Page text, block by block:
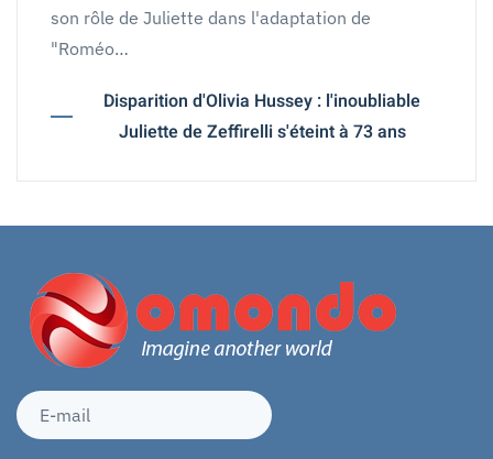
son rôle de Juliette dans l'adaptation de
"Roméo…
Disparition d'Olivia Hussey : l'inoubliable
Juliette de Zeffirelli s'éteint à 73 ans